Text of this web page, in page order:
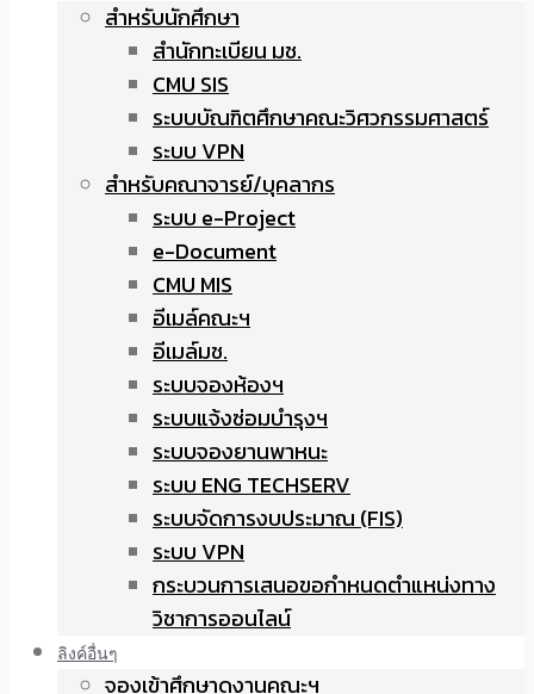
สำหรับนักศึกษา
สำนักทะเบียน มช.
CMU SIS
ระบบบัณฑิตศึกษาคณะวิศวกรรมศาสตร์
ระบบ VPN
สำหรับคณาจารย์/บุคลากร
ระบบ e-Project
e-Document
CMU MIS
อีเมล์คณะฯ
อีเมล์มช.
ระบบจองห้องฯ
ระบบแจ้งซ่อมบำรุงฯ
ระบบจองยานพาหนะ
ระบบ ENG TECHSERV
ระบบจัดการงบประมาณ (FIS)
ระบบ VPN
กระบวนการเสนอขอกำหนดตำแหน่งทาง
วิชาการออนไลน์
ลิงค์อื่นๆ
จองเข้าศึกษาดูงานคณะฯ